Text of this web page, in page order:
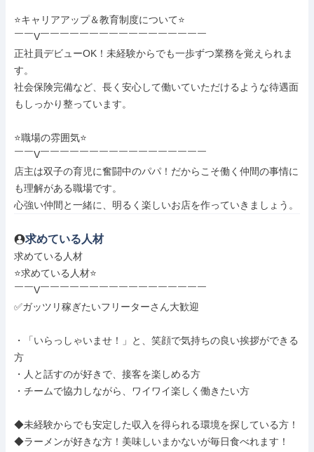
⭐キャリアアップ＆教育制度について⭐
￣￣V￣￣￣￣￣￣￣￣￣￣￣￣￣￣￣￣￣
正社員デビューOK！未経験からでも一歩ずつ業務を覚えられま
す。
社会保険完備など、長く安心して働いていただけるような待遇面
もしっかり整っています。
⭐職場の雰囲気⭐
￣￣V￣￣￣￣￣￣￣￣￣￣￣￣￣￣￣￣￣
店主は双子の育児に奮闘中のパパ！だからこそ働く仲間の事情に
も理解がある職場です。
心強い仲間と一緒に、明るく楽しいお店を作っていきましょう。
求めている人材
求めている人材
⭐求めている人材⭐
￣￣V￣￣￣￣￣￣￣￣￣￣￣￣￣￣￣￣￣
✅ガッツリ稼ぎたいフリーターさん大歓迎
・「いらっしゃいませ！」と、笑顔で気持ちの良い挨拶ができる
方
・人と話すのが好きで、接客を楽しめる方
・チームで協力しながら、ワイワイ楽しく働きたい方
◆未経験からでも安定した収入を得られる環境を探している方！
◆ラーメンが好きな方！美味しいまかないが毎日食べれます！